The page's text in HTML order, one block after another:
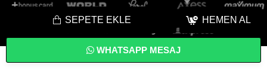
SEPETE EKLE HEMEN AL
WHATSAPP MESAJ